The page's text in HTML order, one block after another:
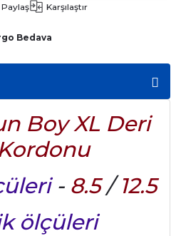
Paylaş Karşılaştır
Bedava
Boy XL Deri
- 8.5/12.5
ölçüleri